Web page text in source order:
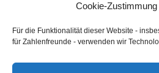
Cookie-
Für die Funktionalität dieser Website -
für Zahlenfreunde - verwenden wir
Studieren